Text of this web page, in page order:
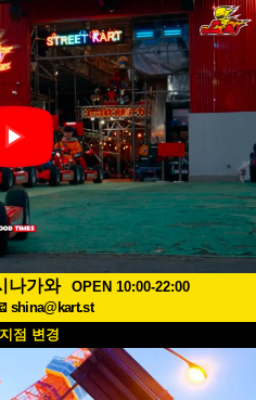
나가와
OPEN 10:00-22:00
shina@kart.st
점 변경
상단